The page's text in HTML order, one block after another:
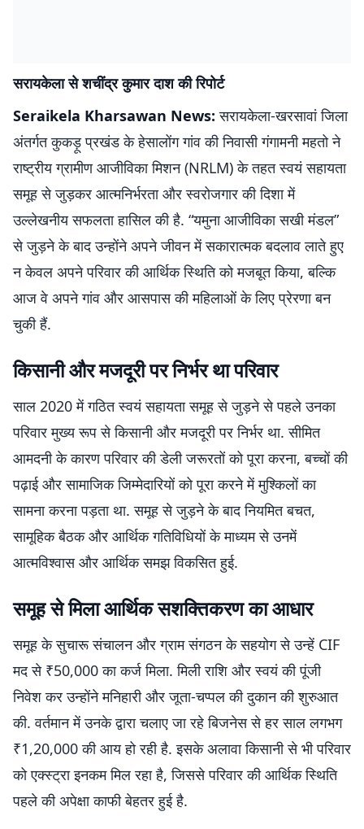
सरायकेला से शचींद्र कुमार दाश की रिपोर्ट
Seraikela Kharsawan News:सरायकेला-खरसावां जिला
अंतर्गत कुकड़ू प्रखंड के हेसालोंग गांव की निवासी गंगामनी महतो ने
राष्ट्रीय ग्रामीण आजीविका मिशन (NRLM) के तहत स्वयं सहायता
समूह से जुड़कर आत्मनिर्भरता और स्वरोजगार की दिशा में
उल्लेखनीय सफलता हासिल की है. “यमुना आजीविका सखी मंडल”
से जुड़ने के बाद उन्होंने अपने जीवन में सकारात्मक बदलाव लाते हुए
न केवल अपने परिवार की आर्थिक स्थिति को मजबूत किया, बल्कि
आज वे अपने गांव और आसपास की महिलाओं के लिए प्रेरणा बन
चुकी हैं.
किसानी और मजदूरी पर निर्भर था परिवार
साल 2020 में गठित स्वयं सहायता समूह से जुड़ने से पहले उनका
परिवार मुख्य रूप से किसानी और मजदूरी पर निर्भर था. सीमित
आमदनी के कारण परिवार की डेली जरूरतों को पूरा करना, बच्चों की
पढ़ाई और सामाजिक जिम्मेदारियों को पूरा करने में मुश्किलों का
सामना करना पड़ता था. समूह से जुड़ने के बाद नियमित बचत,
सामूहिक बैठक और आर्थिक गतिविधियों के माध्यम से उनमें
आत्मविश्वास और आर्थिक समझ विकसित हुई.
समूह से मिला आर्थिक सशक्तिकरण का आधार
समूह के सुचारू संचालन और ग्राम संगठन के सहयोग से उन्हें CIF
मद से ₹50,000 का कर्ज मिला. मिली राशि और स्वयं की पूंजी
निवेश कर उन्होंने मनिहारी और जूता-चप्पल की दुकान की शुरुआत
की. वर्तमान में उनके द्वारा चलाए जा रहे बिजनेस से हर साल लगभग
₹1,20,000 की आय हो रही है. इसके अलावा किसानी से भी परिवार
को एक्स्ट्रा इनकम मिल रहा है, जिससे परिवार की आर्थिक स्थिति
पहले की अपेक्षा काफी बेहतर हुई है.